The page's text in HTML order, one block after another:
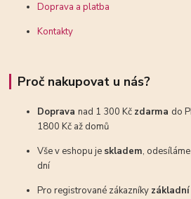
Doprava a platba
Kontakty
Proč nakupovat u nás?
Dopravanad 1 300 Kč zdarma do
1800 Kč až domů
Vše v eshopu je skladem,
dní
Pro registrované zákazníky